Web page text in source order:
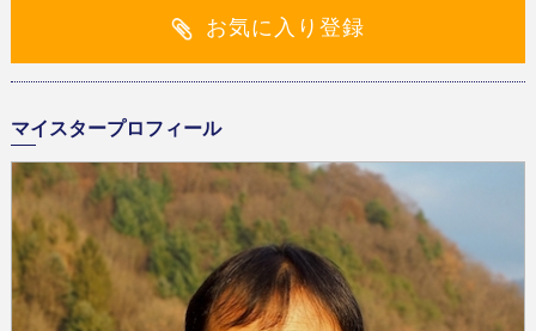
お気に入り登録
マイスタープロフィール